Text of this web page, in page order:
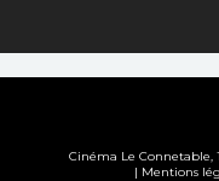
Cinéma Le Connetable,
| Mentions